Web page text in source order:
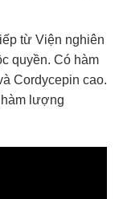
từ Viện nghiên
quyền. Có hàm
Cordycepin cao.
lượng